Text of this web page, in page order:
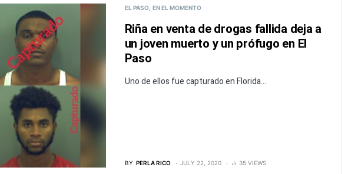
EL PASO EN EL MOMENTO
Riña en venta de drogas fallida deja a
un joven muerto y un prófugo en El
Paso
Uno de ellos fue capturado en Florida...
BY PERLA RICO JULY 22, 2020 35 VIEWS